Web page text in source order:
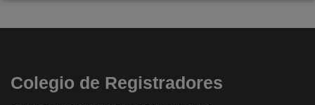
Colegio de Registradores